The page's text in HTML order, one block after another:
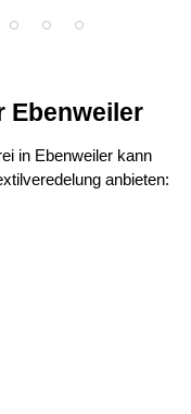
Ebenweiler
in Ebenweiler kann
anbieten: